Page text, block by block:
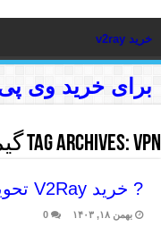
خرید v2ray
برای خرید وی
Tag Archives:VPN گیمینگ
? خرید V2Ray تحویل فوری – اینترنت آزاد و پرسرعت بدون محدودیت! ?
بهمن ۱۸, ۱۴۰۳ 0